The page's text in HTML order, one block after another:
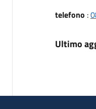
telefono :
Ultimo